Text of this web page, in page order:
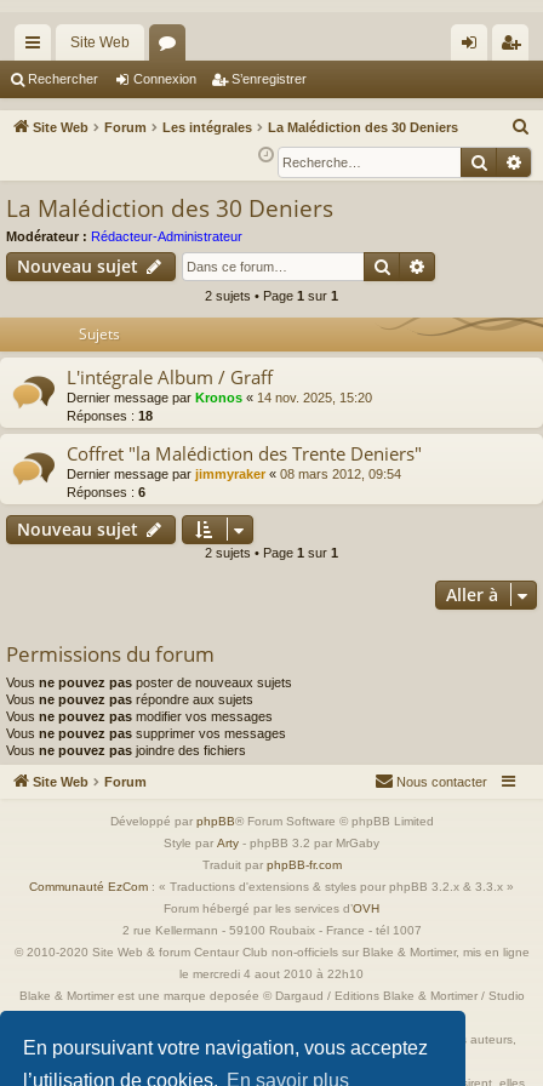
En poursuivant votre navigation, vous acceptez
l’utilisation de cookies. En savoir plus
cc
ès
Site Web
or
u ne
xi
nr
eg
Rechercher Connexion S’enregistrer
Site Web Forum Les intégrales La Malédiction des 30 Deniers
e
c
La Malédiction des 30 Deniers
Modérateur : Rédacteur-Administrateur
Nouveau sujet Rechercher
2 sujets • Page 1 sur 1
Sujets
L'intégrale Album / Graff
Dernier message par Kronos « 14 nov. 2025, 15:20
Réponses : 18
Coffret "la Malédiction des Trente Deniers"
Dernier message par jimmyraker« 08 mars 2012, 09:54
Réponses : 6
Nouveau sujet
2 sujets • Page 1 sur 1
Aller à
Permissions du forum
Vous ne pouvez pas poster de nouveaux sujets
Vous ne pouvez pas répondre aux sujets
Vous ne pouvez pas modifier vos messages
Vous ne pouvez pas supprimer vos messages
Vous ne pouvez pas joindre des fichiers
Site Web Forum Nous contacter
Développé par phpBB® Forum Software © phpBB Limited
Style par Arty - phpBB 3.2 par MrGaby
Traduit par phpBB-fr.com
Communauté EzCom : « Traductions d'extensions & styles pour phpBB 3.2.x & 3.3.x »
Forum hébergé par les services d’OVH
2 rue Kellermann - 59100 Roubaix - France - tél 1007
© 2010-2020 Site Web & forum Centaur Club non-officiels sur Blake & Mortimer, mis en ligne
le mercredi 4 aout 2010 à 22h10
Blake & Mortimer est une marque deposée © Dargaud / Editions Blake & Mortimer / Studio
Toutes les images incluses dans ces pages sont la propriété exclusive de leurs auteurs,
ayant droits et/ou éditeurs.
Elles ne sont ici qu'à titre de référence ou d'illustration. Si les propriétaires le désirent, elles